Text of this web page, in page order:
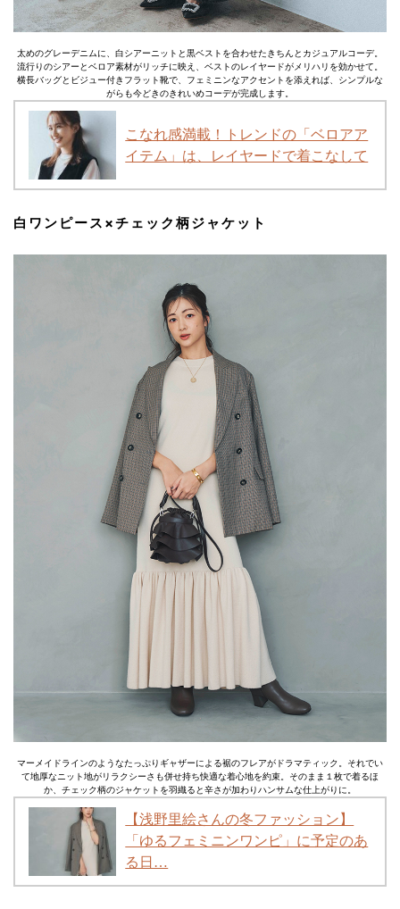
太めのグレーデニムに、白シアーニットと黒ベストを合わせたきちんとカジュアルコーデ。
流行りのシアーとベロア素材がリッチに映え、ベストのレイヤードがメリハリを効かせて。
横長バッグとビジュー付きフラット靴で、フェミニンなアクセントを添えれば、シンプルな
がらも今どきのきれいめコーデが完成します。
こなれ感満載！トレンドの「ベロアア
イテム」は、レイヤードで着こなして
白ワンピース×チェック柄ジャケット
マーメイドラインのようなたっぷりギャザーによる裾のフレアがドラマティック。それでい
て地厚なニット地がリラクシーさも併せ持ち快適な着心地を約束。そのまま１枚で着るほ
か、チェック柄のジャケットを羽織ると辛さが加わりハンサムな仕上がりに。
【浅野里絵さんの冬ファッション】
「ゆるフェミニンワンピ」に予定のあ
る日…